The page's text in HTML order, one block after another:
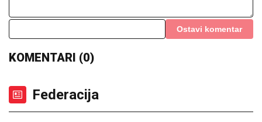
Ostavi komentar
KOMENTARI (0)
Federacija